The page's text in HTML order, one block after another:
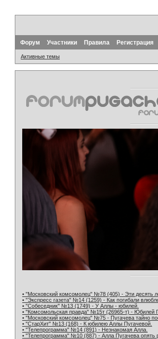
Форум Участники Правила Регистрация
Активные темы
• "Московский комсомолец" №78 (405) - Эти десять
• "Экспресс газета" №14 (1259) - Как погибали
• "Собеседник" №13 (1749) - У Аллы - юбилей.
• "Комсомольская правда" №15т (26965-т) - Юбилей
• "Московский комсомолец" №75 - Пугачева тайно
• "СтарХит" №13 (168) - К юбилею Аллы Пугачевой.
• "Телепрограмма" №14 (891) - Незнакомая Алла.
• "Телепрограмма" №10 (887) - Алла Пугачева опять